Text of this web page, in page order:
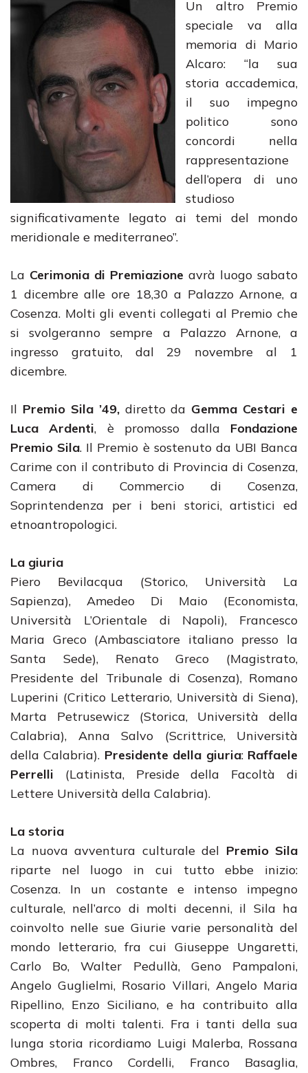
Un altro Premio
speciale va alla
memoria di Mario
Alcaro: “la sua
storia accademica,
il suo impegno
politico sono
concordi nella
rappresentazione
dell’opera di uno
studioso
significativamente legato ai temi del mondo
meridionale e mediterraneo”.
La Cerimonia di Premiazione avrà luogo sabato
1 dicembre alle ore 18,30 a Palazzo Arnone, a
Cosenza. Molti gli eventi collegati al Premio che
si svolgeranno sempre a Palazzo Arnone, a
ingresso gratuito, dal 29 novembre al 1
dicembre.
Il Premio Sila ’49, diretto da Gemma Cestari e
Luca Ardenti, è promosso dalla Fondazione
Premio Sila. Il Premio è sostenuto da UBI Banca
Carime con il contributo di Provincia di Cosenza,
Camera di Commercio di Cosenza,
Soprintendenza per i beni storici, artistici ed
etnoantropologici.
La giuria
Piero Bevilacqua (Storico, Università La
Sapienza), Amedeo Di Maio (Economista,
Università L’Orientale di Napoli), Francesco
Maria Greco (Ambasciatore italiano presso la
Santa Sede), Renato Greco (Magistrato,
Presidente del Tribunale di Cosenza), Romano
Luperini (Critico Letterario, Università di Siena),
Marta Petrusewicz (Storica, Università della
Calabria), Anna Salvo (Scrittrice, Università
della Calabria). Presidente della giuria: Raffaele
Perrelli (Latinista, Preside della Facoltà di
Lettere Università della Calabria).
La storia
La nuova avventura culturale del Premio Sila
riparte nel luogo in cui tutto ebbe inizio:
Cosenza. In un costante e intenso impegno
culturale, nell’arco di molti decenni, il Sila ha
coinvolto nelle sue Giurie varie personalità del
mondo letterario, fra cui Giuseppe Ungaretti,
Carlo Bo, Walter Pedullà, Geno Pampaloni,
Angelo Guglielmi, Rosario Villari, Angelo Maria
Ripellino, Enzo Siciliano, e ha contribuito alla
scoperta di molti talenti. Fra i tanti della sua
lunga storia ricordiamo Luigi Malerba, Rossana
Ombres, Franco Cordelli, Franco Basaglia,